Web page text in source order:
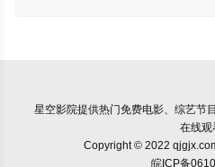
星空影院提供热门免费电影、综艺节
在线观
Copyright © 2022
皖ICP备